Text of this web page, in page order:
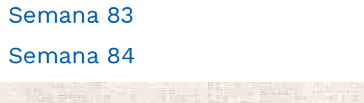
Semana 83
Semana 84